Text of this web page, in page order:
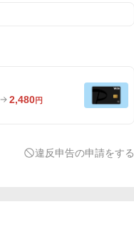
2,480円
違反申告の申請をする